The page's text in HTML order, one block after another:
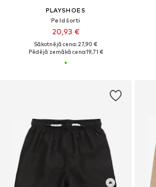
PLAYSHOES
Peldšorti
20,93 €
Sākotnējā cena: 27,90 €
Pēdējā zemākā cena:19,71 €